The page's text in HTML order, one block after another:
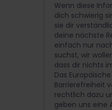
Wenn diese
dich schwierig
sie dir
deine nächste
einfach nur
suchst, wir
dass dir nichts
Das
Barrierefreiheit
rechtlich dazu
geben uns eine